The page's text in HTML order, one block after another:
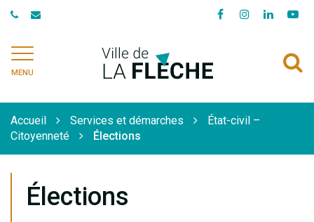
Lien
Lien
compte
Instagram
Lien
compte
MENU
Accueil Services et démarches
État-civil –
Citoyenneté
Élections
Élections